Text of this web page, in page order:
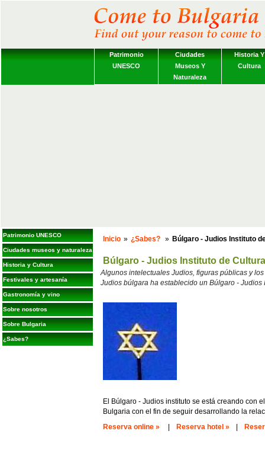
Patrimonio
UNESCO
Ciudades
Museos Y
Naturaleza
Historia Y
Cultura
Patrimonio UNESCO
Ciudades museos y naturaleza
Historia y Cultura
Festivales y artesanía
Gastronomía y vino
Sobre nosotros
Sobre Bulgaria
¿Sabes?
Inicio » ¿Sabes? » Búlgaro - Judios Instituto
Búlgaro - Judios Instituto de
Algunos intelectuales Judios, figuras públicas y
Judios búlgara ha establecido un Búlgaro -
El Búlgaro - Judios instituto se está creando con
Bulgaria con el fin de seguir desarrollando la
Reserva online »
Reserva hotel »